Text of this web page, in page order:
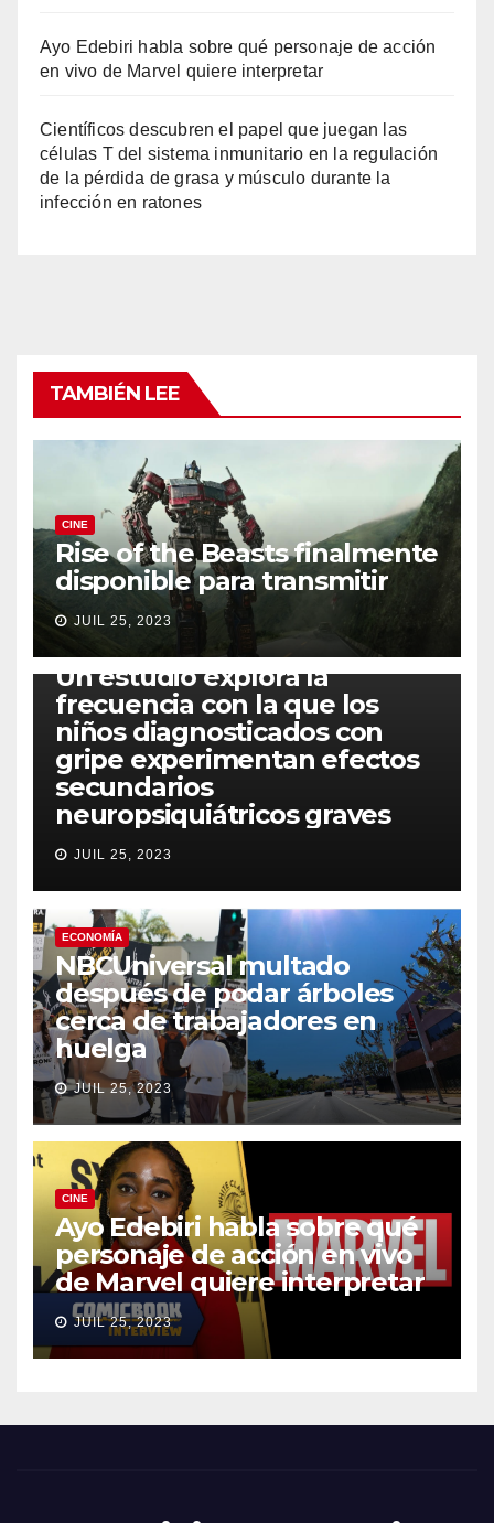
Ayo Edebiri habla sobre qué personaje de acción
en vivo de Marvel quiere interpretar
Científicos descubren el papel que juegan las
células T del sistema inmunitario en la regulación
de la pérdida de grasa y músculo durante la
infección en ratones
TAMBIÉN LEE
CINE
Rise of the Beasts finalmente
disponible para transmitir
JUIL 25, 2023
Un estudio explora la
frecuencia con la que los
niños diagnosticados con
gripe experimentan efectos
secundarios
neuropsiquiátricos graves
JUIL 25, 2023
ECONOMÍA
NBCUniversal multado
después de podar árboles
cerca de trabajadores en
huelga
JUIL 25, 2023
CINE
Ayo Edebiri habla sobre qué
personaje de acción en vivo
de Marvel quiere interpretar
JUIL 25, 2023